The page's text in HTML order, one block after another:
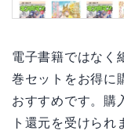
電子書籍ではなく
巻セットをお得に
おすすめです。購
ト還元を受けられ